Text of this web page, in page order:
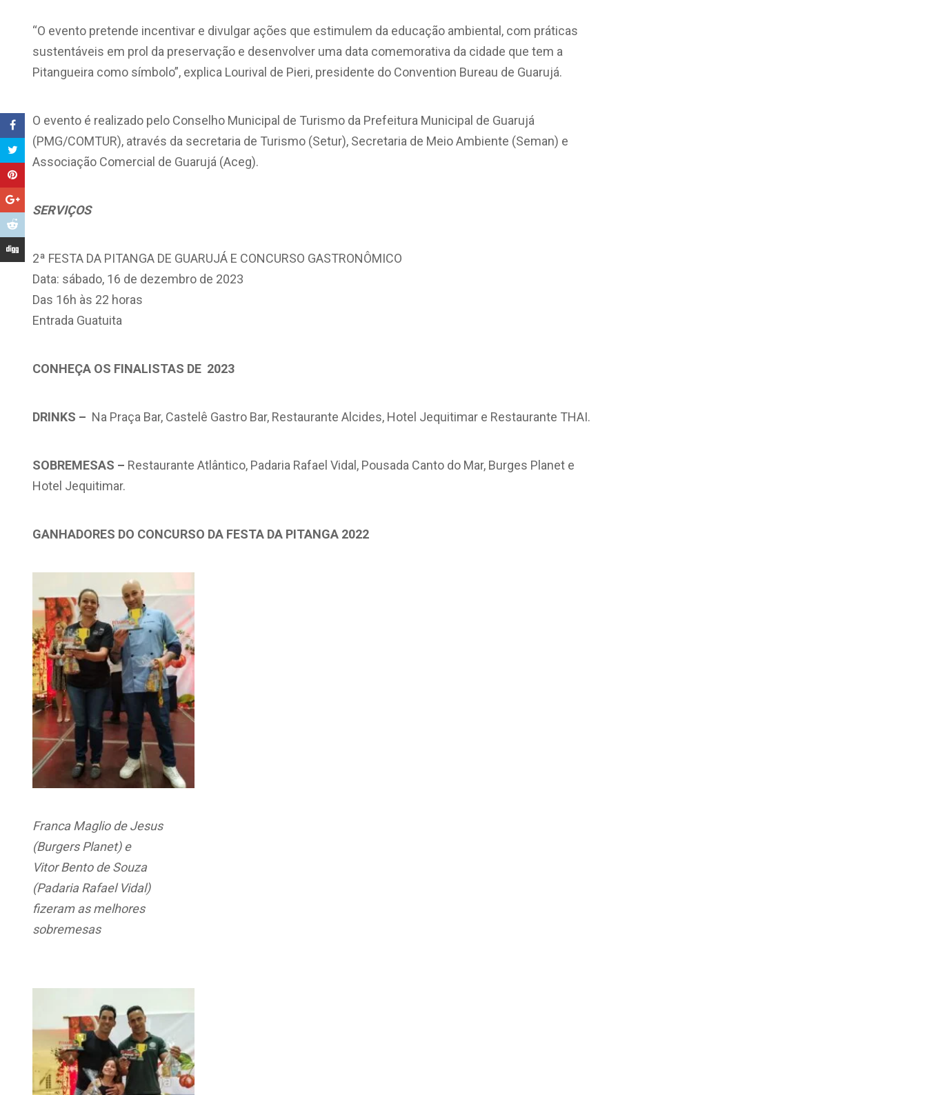
“O evento pretende incentivar e divulgar ações que estimulem da educação ambiental, com práticas
sustentáveis em prol da preservação e desenvolver uma data comemorativa da cidade que tem a
Pitangueira como símbolo”, explica Lourival de Pieri, presidente do Convention Bureau de Guarujá.
O evento é realizado pelo Conselho Municipal de Turismo da Prefeitura Municipal de Guarujá
(PMG/COMTUR), através da secretaria de Turismo (Setur), Secretaria de Meio Ambiente (Seman) e
Associação Comercial de Guarujá (Aceg).
SERVIÇOS
2ª FESTA DA PITANGA DE GUARUJÁ E CONCURSO GASTRONÔMICO
Data: sábado, 16 de dezembro de 2023
Das 16h às 22 horas
Entrada Guatuita
CONHEÇA OS FINALISTAS DE 2023
DRINKS – Na Praça Bar, Castelê Gastro Bar, Restaurante Alcides, Hotel Jequitimar e Restaurante THAI.
SOBREMESAS – Restaurante Atlântico, Padaria Rafael Vidal, Pousada Canto do Mar, Burges Planet e
Hotel Jequitimar.
GANHADORES DO CONCURSO DA FESTA DA PITANGA 2022
Franca Maglio de Jesus
(Burgers Planet) e
Vitor Bento de Souza
(Padaria Rafael Vidal)
fizeram as melhores
sobremesas